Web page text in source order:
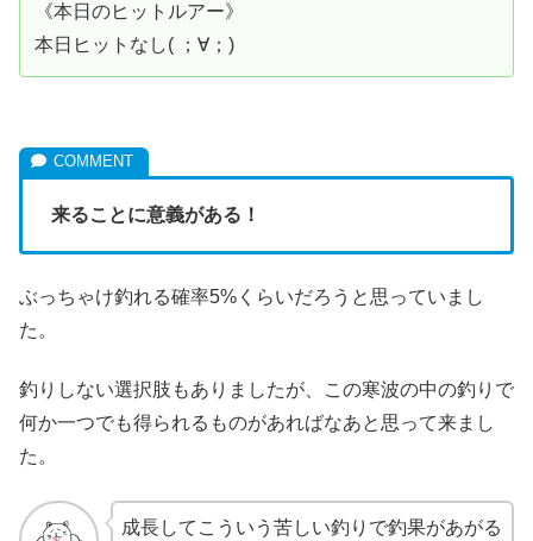
《本日のヒットルアー》
本日ヒットなし( ；∀；)
来ることに意義がある！
ぶっちゃけ釣れる確率5%くらいだろうと思っていまし
た。
釣りしない選択肢もありましたが、この寒波の中の釣りで
何か一つでも得られるものがあればなあと思って来まし
た。
成長してこういう苦しい釣りで釣果があがる